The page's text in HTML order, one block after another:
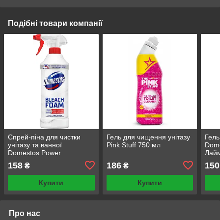
Подібні товари компанії
Спрей-піна для чистки
унітазу та ванної
Domestos Power
435 мл
158 ₴
Купити
Гель для чищення унітазу
Pink Stuff 750 мл
186₴
Купити
150
Про нас